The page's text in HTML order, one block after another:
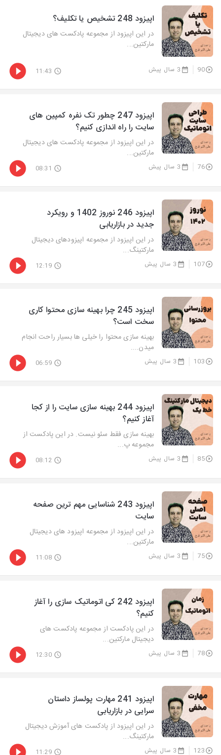
اپیزود 248 تشخیص یا تکلیف؟
در این اپیزود از مجموعه پادکست های دیجیتال
مارکتین...
90 3 سال پیش 11:43
اپیزود 247 چطور تک نفره کمپین های
سایت را راه اندازی کنیم؟
در این اپیزود از مجموعه پادکست های دیجیتال
مارکتین...
76 3 سال پیش 08:31
اپیزود 246 نوروز 1402 و رویکرد
جدید در بازاریابی
در این اپیزود از مجموعه اپیزودهای دیجیتال
مارکتینگ...
107 3 سال پیش 12:19
اپیزود 245 چرا بهینه سازی محتوا کاری
سخت است؟
بهینه سازی محتوا را خیلی ها بسیار راحت انجام
میدن....
103 3 سال پیش 06:59
اپیزود 244 بهینه سازی سایت را از کجا
آغاز کنیم؟
بهینه سازی فقط سئو نیست. در این پادکست از
مجموعه پ...
85 3 سال پیش 08:12
اپیزود 243 شناسایی مهم ترین صفحه
سایت
در این اپیزود از مجموعه اپیزود های دیجیتال
مارکتین...
75 3 سال پیش 11:08
اپیزود 242 کی اتوماتیک سازی را آغاز
کنیم؟
در این پادکست از مجموعه پادکست های
دیجیتال مارکتین...
78 3 سال پیش 12:30
اپیزود 241 مهارت پولساز داستان
سرایی در بازاریابی
در این اپیزود از پادکست های آموزش دیجیتال
مارکتینگ...
123 3 سال پیش 11:29